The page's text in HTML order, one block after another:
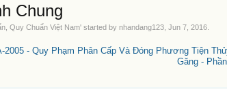
Chung
Quy Chuẩn Việt Nam' started bynhandang123 ,Jun 7, 2016
2005 - Quy Phạm Phân Cấp Và Đóng Phương Tiện
Găng -